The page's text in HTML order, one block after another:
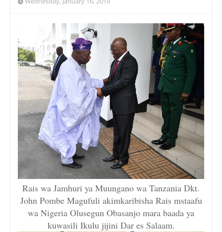
Rais wa Jamhuri ya Muungano wa Tanzania Dkt.
John Pombe Magufuli akimkaribisha Rais mstaafu
wa Nigeria Olusegun Obasanjo mara baada ya
kuwasili Ikulu jijini Dar es Salaam.